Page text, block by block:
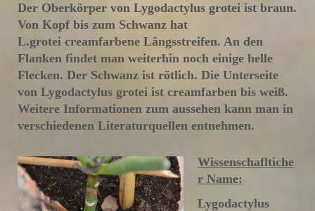
Der Oberkörper von Lygodactylus grotei ist braun.
Von Kopf bis zum Schwanz hat
L.grotei creamfarbene Längsstreifen. An den
Flanken findet man weiterhin noch einige helle
Flecken. Der Schwanz ist rötlich. Die Unterseite
von Lygodactylus grotei ist creamfarben bis weiß.
Weitere Informationen zum aussehen kann man in
verschiedenen Literaturquellen entnehmen.
Wissenschafltiche
r Name:
Lygodactylus